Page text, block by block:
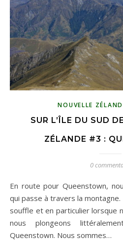
NOUVELLE
SUR L’ÎLE DU SUD
ZÉLANDE #3 :
0
En route pour Queenstown, nous préférons la route n°8
qui passe à travers la montagne.
souffle et en particulier lorsque
nous plongeons
Queenstown. Nous sommes…